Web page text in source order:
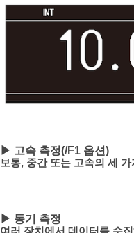
▶ 고속 측정(/F1 옵션)
보통, 중간 또는 고속의 세
▶ 동기 측정